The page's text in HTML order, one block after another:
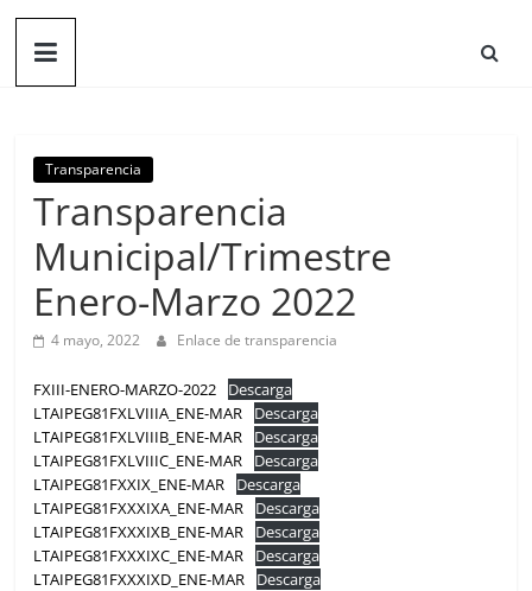
Transparencia
Transparencia
Municipal/Trimestre
Enero-Marzo 2022
4 mayo, 2022 Enlace de transparencia
FXIII-ENERO-MARZO-2022
Descarga
LTAIPEG81FXLVIIIA_ENE-MAR
Descarga
LTAIPEG81FXLVIIIB_ENE-MAR
Descarga
LTAIPEG81FXLVIIIC_ENE-MAR
Descarga
LTAIPEG81FXXIX_ENE-MAR
Descarga
LTAIPEG81FXXXIXA_ENE-MAR
Descarga
LTAIPEG81FXXXIXB_ENE-MAR
Descarga
LTAIPEG81FXXXIXC_ENE-MAR
Descarga
LTAIPEG81FXXXIXD_ENE-MAR
Descarga